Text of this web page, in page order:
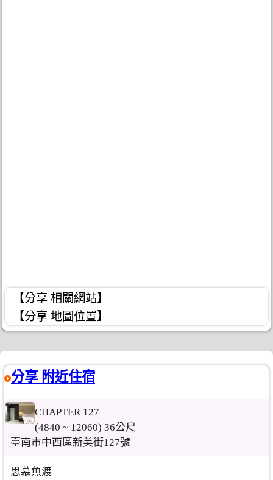
【分享 相關網站】
【分享 地圖位置】
分享 附近住宿
CHAPTER 127
(4840 ~ 12060) 36公尺
臺南市中西區新美街127號
思慕魚渡